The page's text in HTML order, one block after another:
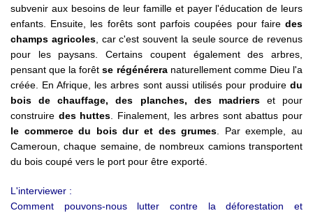
subvenir aux besoins de leur famille et payer l'éducation de leurs
enfants. Ensuite, les forêts sont parfois coupées pour faire des
champs agricoles, car c'est souvent la seule source de revenus
pour les paysans. Certains coupent également des arbres,
pensant que la forêtse régénérera naturellement comme Dieu l'a
créée. En Afrique, les arbres sont aussi utilisés pour produire du
bois de chauffage, des planches, des madrierset pour
construire des huttes. Finalement, les arbres sont abattus pour
le commerce du bois dur et des grumes. Par exemple, au
Cameroun, chaque semaine, de nombreux camions transportent
du bois coupé vers le port pour être exporté.
L'interviewer :
Comment pouvons-nous lutter contre la déforestation et